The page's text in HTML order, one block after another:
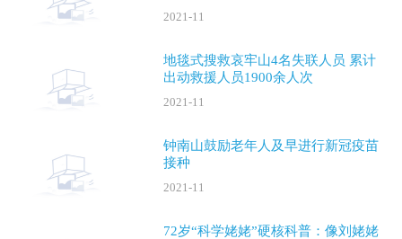
2021-11
地毯式搜救哀牢山4名失联人员 累计
出动救援人员1900余人次
2021-11
钟南山鼓励老年人及早进行新冠疫苗
接种
2021-11
72岁“科学姥姥”硬核科普：像刘姥姥